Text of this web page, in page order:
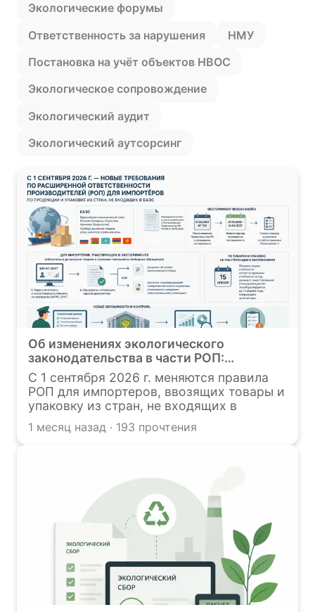
Экологические форумы
Ответственность за нарушения
НМУ
Постановка на учëт объектов НВОС
Экологическое сопровождение
Экологический аудит
Экологический аутсорсинг
Об изменениях экологического
законодательства в части РОП:
возобновление эксперимента
С 1 сентября 2026 г. меняются правила
РОП для импортеров, ввозящих товары и
упаковку из стран, не входящих в
Евразийский экономический союз
(ЕАЭС). Основанием служит
эксперимент по контролю утилизации.
1 месяц назад · 193 прочтения